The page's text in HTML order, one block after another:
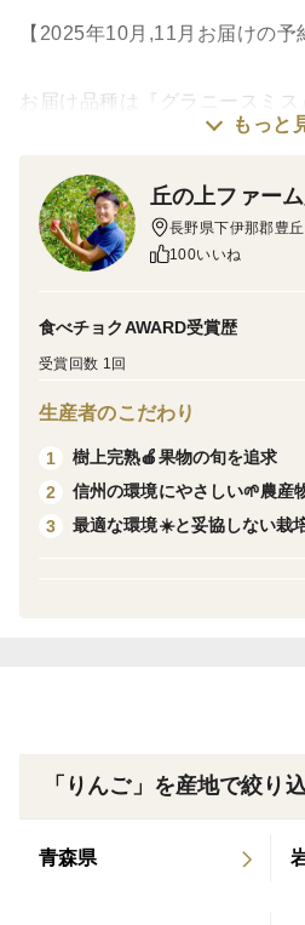
【2025年10月,11月お届けの予
お届け品種は『グラニースミス
しても煮崩れしづらいしっかり
さらに加熱により甘さが際立
で、りんごの味が残る加熱に向
ツソース用に！
※お届けのりんごは家庭用にな
きく、甘くてみずみずしいりん
【美味しい召し上がり方・保管
もっと
丘の上ファー
長野県下伊那郡豊
100いいね
食べチョクAWARD受賞歴
受賞回数 1回
生産者のこだわり
1
樹上完熟🍎果物の旬を追求
2
信州の環境にやさしい🌱農産
3
最適な環境☀️と妥協しない栽
「りんご」を産地で絞り
青森県